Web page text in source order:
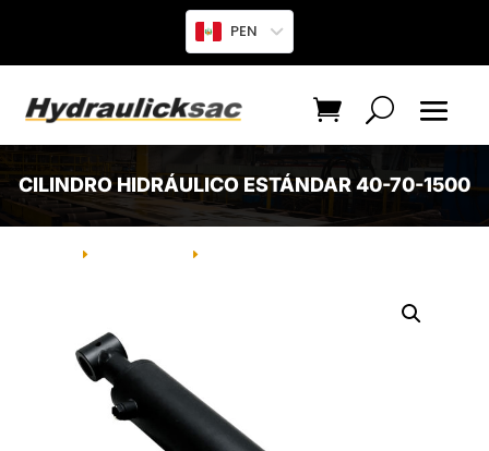
PEN
CILINDRO HIDRÁULICO ESTÁNDAR 40-70-1500
E E